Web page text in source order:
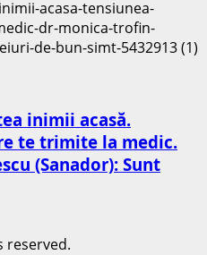
inimii acasă.
te trimite la medic.
(Sanador): Sunt
reserved.